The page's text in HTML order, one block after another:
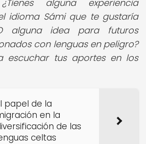
alguna experiencia
idioma Sámi que te gustaría
alguna idea para futuros
con lenguas en peligro?
escuchar tus aportes en los
papel de la
en la
de las
celtas